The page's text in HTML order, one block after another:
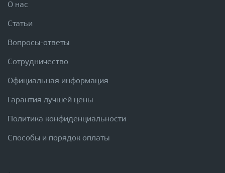
О нас
Статьи
Вопросы-ответы
Сотрудничество
Официальная информация
Гарантия лучшей цены
Политика конфиденциальности
Способы и порядок оплаты